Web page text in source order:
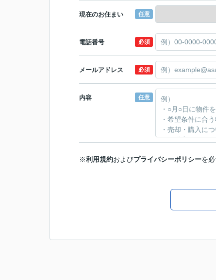
現在のお住まい 任意
電話番号 必須
メールアドレス 必須
内容 任意
※利用規約およびプライバシーポリシーを